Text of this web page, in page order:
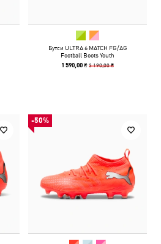
Бутси ULTRA 6 MATCH FG/AG
Football Boots Youth
1 590,00 ₴3 190,00 ₴
-50%